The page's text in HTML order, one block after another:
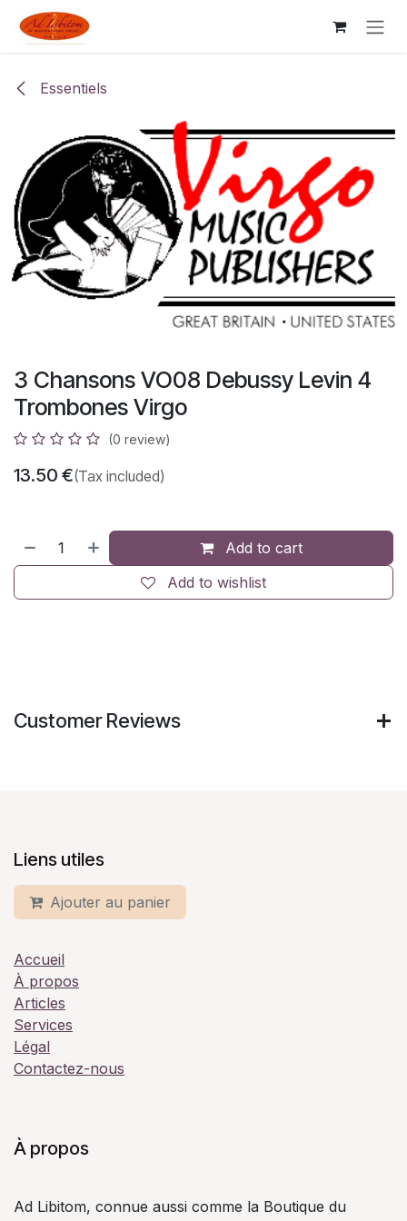
Skip to Content
Essentiels
3 Chansons VO08 Debussy Levin 4
Trombones Virgo
(0 review)
13.50 €(Tax included)
Add to cart
Add to wishlist
Customer Reviews
Liens utiles
Ajouter au panier
Accueil
À propos
Articles
Services
Légal
Contactez-nous
À propos
Ad Libitom, connue aussi comme la Boutique du